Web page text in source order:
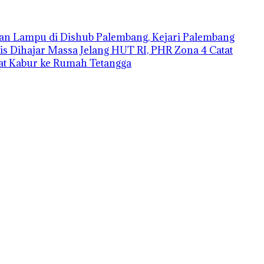
Lampu di Dishub Palembang, Kejari Palembang
Dihajar MassaJelang HUT RI, PHR Zona 4 Catat
Kabur ke Rumah Tetangga